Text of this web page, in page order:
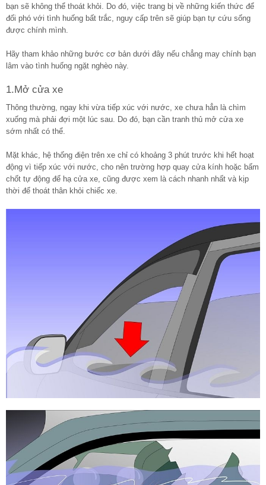
bạn sẽ không thể thoát khỏi. Do đó, việc trang bị về những kiến thức để
đối phó với tình huống bất trắc, nguy cấp trên sẽ giúp bạn tự cứu sống
được chính mình.
Hãy tham khảo những bước cơ bản dưới đây nếu chẳng may chính bạn
lâm vào tình huống ngặt nghèo này.
1.Mở cửa xe
Thông thường, ngay khi vừa tiếp xúc với nước, xe chưa hẳn là chìm
xuống mà phải đợi một lúc sau. Do đó, bạn cần tranh thủ mở cửa xe
sớm nhất có thể.
Mặt khác, hệ thống điện trên xe chỉ có khoảng 3 phút trước khi hết hoạt
động vì tiếp xúc với nước, cho nên trường hợp quay cửa kính hoặc bấm
chốt tự động để hạ cửa xe, cũng được xem là cách nhanh nhất và kịp
thời để thoát thân khỏi chiếc xe.